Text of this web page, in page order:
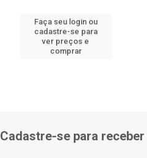
Faça seu login ou
cadastre-se para
ver preços e
comprar
Cadastre-se para